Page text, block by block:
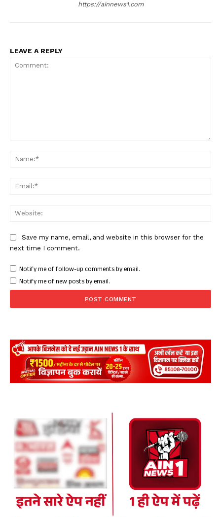
https://ainnews1.com
LEAVE A REPLY
Save my name, email, and website in this browser for the
next time I comment.
Notify me of follow-up comments by email.
Notify me of new posts by email.